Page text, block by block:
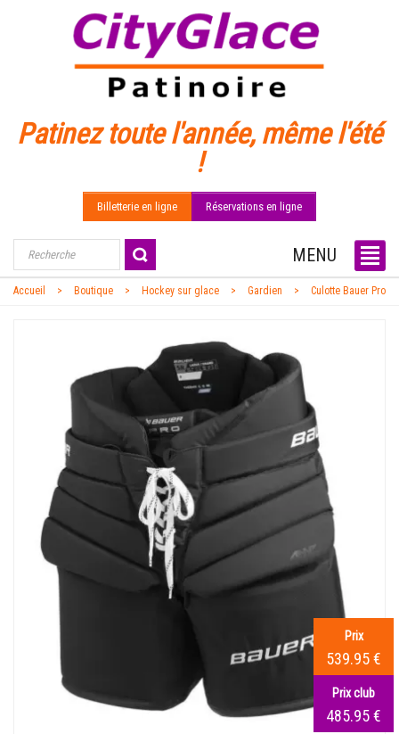
Patinez toute l'année, même l'été
!
Billetterie en ligne Réservations en ligne
MENU
Accueil Boutique Hockey sur glace Gardien Culotte Bauer Pro
Prix
539.95 €
Prix club
485.95 €